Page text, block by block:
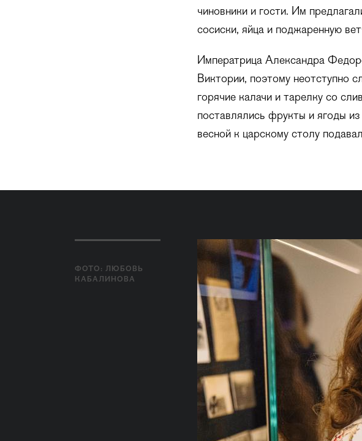
чиновники и гости. Им
сосиски, яйца и поджаренную
Императрица Александра
Виктории, поэтому неотступно
горячие калачи и тарелку со
поставлялись фрукты и ягоды
весной к царскому столу
ФОТО: ЛЮБОВЬ
КАБАЛИНОВА